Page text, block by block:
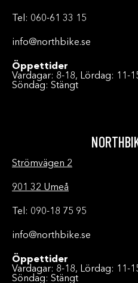
Tel: 060-61 33 15
info@northbike.se
Öppettider
Vardagar: 8-18, Lördag: 11-
Söndag: Stängt
Strömvägen 2
901 32 Umeå
Tel: 090-18 75 95
info@northbike.se
Öppettider
Vardagar: 8-18, Lördag: 11-
Söndag: Stängt